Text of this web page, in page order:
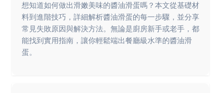
想知道如何做出滑嫩美味的醬油滑蛋嗎？本文從基礎材
料到進階技巧，詳細解析醬油滑蛋的每一步驟，並分享
常見失敗原因與解決方法。無論是廚房新手或老手，都
能找到實用指南，讓你輕鬆端出餐廳級水準的醬油滑
蛋。